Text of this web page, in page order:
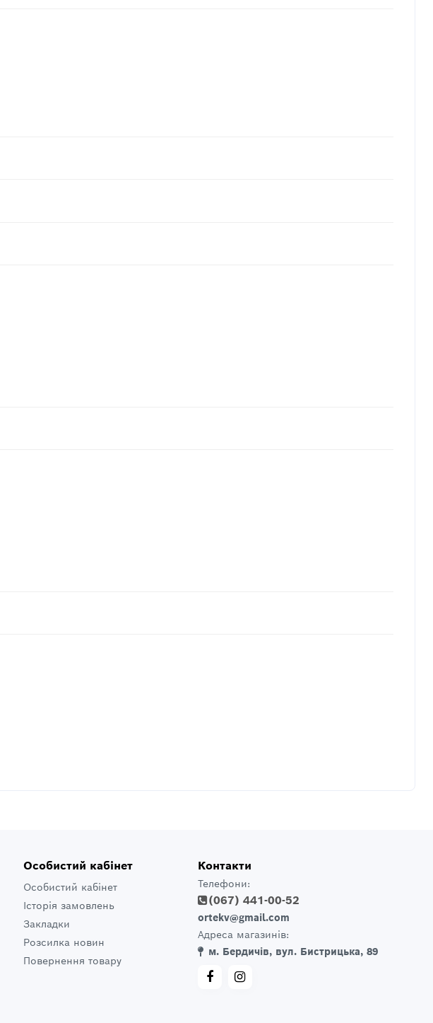
Особистий кабінет
Особистий кабінет
Історія замовлень
Закладки
Розсилка новин
Повернення товару
Контакти
Телефони:
(067) 441-00-52
ortekv@gmail.com
Адреса магазинів:
м. Бердичів, вул. Бистрицька, 89